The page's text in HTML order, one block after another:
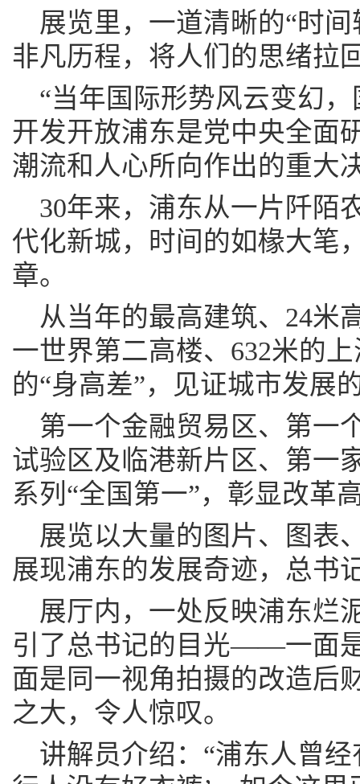
展览里，一道清晰的“时
非凡历程，将人们的思绪拉
“当年国际形势风云变幻
开发开放浦东是党中央全面
潮流和人心所向作出的重大
30年来，浦东从一片阡陌
代化新城，时间的如椽大笔
章。
从当年的最高建筑、24米
一世界第二高楼、632米的
的“身高差”，见证城市发展
第一个金融贸易区、第一
试验区及临港新片区、第
系列“全国第一”，彰显改革
展览以大量的图片、图表
展现浦东的发展奇迹，总书
展厅内，一处反映浦东烂
引了总书记的目光——一面
面是同一视角拍摄的改造后
之大，令人惊叹。
讲解员介绍：“浦东人曾